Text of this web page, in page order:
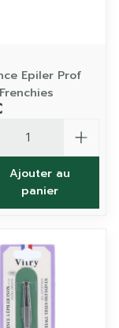
Epiler Prof
Ajouter au
panier